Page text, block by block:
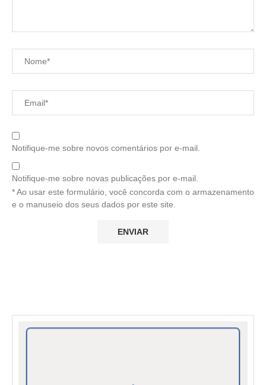
Notifique-me sobre novos comentários por e-mail.
Notifique-me sobre novas publicações por e-mail.
* Ao usar este formulário, você concorda com o armazenamento
e o manuseio dos seus dados por este site.